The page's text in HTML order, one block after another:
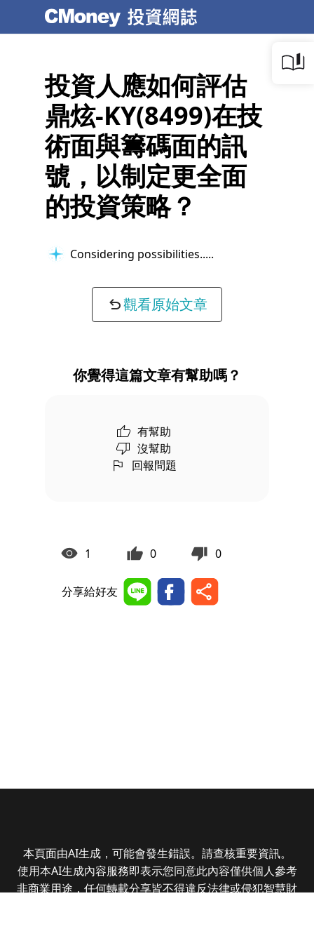
投資人應如何評估
鼎炫-KY(8499)在技
術面與籌碼面的訊
號，以制定更全面
的投資策略？
Considering possibilities...
觀看原始文章
你覺得這篇文章有幫助嗎？
有幫助
沒幫助
回報問題
1 0 0
分享給好友
本頁面由AI生成，可能會發生錯誤。請查核重要資訊。
使用本AI生成內容服務即表示您同意此內容僅供個人參考
非商業用途，任何轉載分享皆不得違反法律或侵犯智慧財